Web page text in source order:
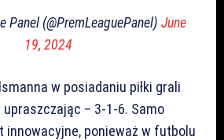
Panel (@PremLeaguePanel) June
19, 2024
w posiadaniu piłki grali
– 3-1-6. Samo
innowacyjne, ponieważ w futbolu